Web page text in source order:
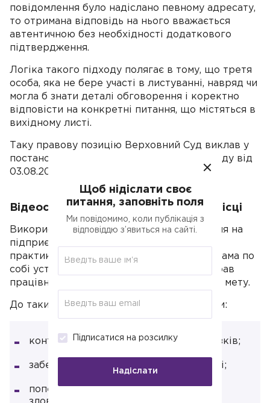
повідомлення було надіслано певному адресату,
то отримана відповідь на нього вважається
автентичною без необхідності додаткового
підтвердження.
Логіка такого підходу полягає в тому, що третя
особа, яка не бере участі в листуванні, навряд чи
могла б знати деталі обговорення і коректно
відповісти на конкретні питання, що містяться в
вихідному листі.
Таку правову позицію Верховний Суд виклав у
постанові Касаційного господарського суду від
03.08.2022 у
Відеоспостереження на робочому місці
Використання систем відеоспостереження на
підприємствах також стає поширеною
практикою. Верховний Суд зазначає, що сама по
собі установка камер не є порушенням прав
працівників, якщо вона має обґрунтовану мету.
До таких цілей, зокрема, можуть належати:
контроль виконання трудових обов'язків;
забезпечення безпеки на підприємстві;
попередження правопорушень або
Щоб нідіслати своє
питання, заповніть поля
Ми повідомимо, коли публікація з
відповіддю з’явиться на сайті.
Підписатися на розсилку
Надіслати